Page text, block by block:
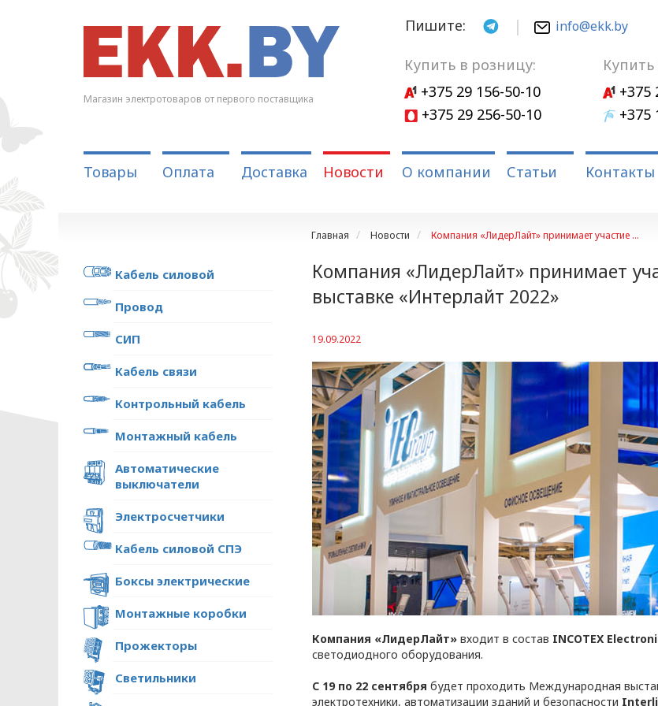
Пишите: info@ekk.by
Магазин электротоваров от первого поставщика
Купить в розницу:
+375 29 156-50-10
+375 29 256-50-10
+375
+375
Товары Оплата Доставка Новости О компании Статьи Контакты
Главная Новости Компания «ЛидерЛайт» принимает участие ...
Кабель силовой
Провод
СИП
Кабель связи
Контрольный кабель
Монтажный кабель
Автоматические
выключатели
Электросчетчики
Кабель силовой СПЭ
Боксы электрические
Монтажные коробки
Прожекторы
Светильники
Компания «ЛидерЛайт» принимает
выставке «Интерлайт 2022»
19.09.2022
Компания «ЛидерЛайт»входит в состав INCOTEX
светодиодного оборудования.
С 19 по 22 сентября будет проходить Международная
электротехники, автоматизации зданий и безопасности
ПОЛИТИКА ОПЕРАТОРА
В отношении обработки
Общество с ограниченной ответственностью
«ОПТИКЭНЕРГОКАБЕЛЬ»
УТВЕРЖДАЮ
Директор ООО